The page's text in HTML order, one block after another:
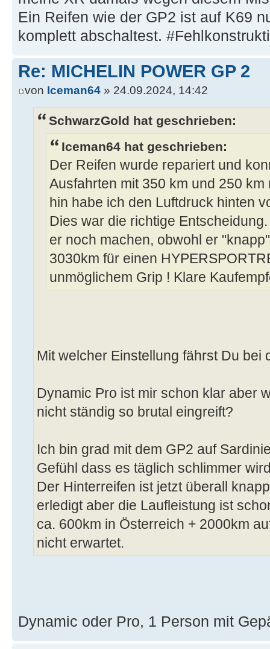
Ein Reifen wie der GP2 ist auf K69
komplett abschaltest.
Re: MICHELIN POWER GP 2
von Iceman64 » 24.09.2024, 14:42
SchwarzGold hat geschrieben:
Iceman64 hat geschrieben:
Der Reifen wurde repariert und
Ausfahrten mit 350 km und 250
hin habe ich den Luftdruck hinten
Dies war die richtige
er noch machen, obwohl er
3030km für einen
unmöglichem Grip ! Klare
Mit welcher Einstellung fährst Du bei
Dynamic Pro ist mir schon klar aber
nicht ständig so brutal eingreift?
Ich bin grad mit dem GP2 auf
Gefühl dass es täglich schlimmer
Der Hinterreifen ist jetzt überall
erledigt aber die Laufleistung ist
ca. 600km in Österreich + 2000km
nicht erwartet.
Dynamic oder Pro, 1 Person mit